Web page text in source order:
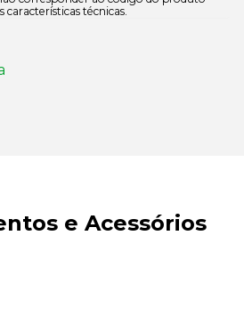
características técnicas.
e Acessórios